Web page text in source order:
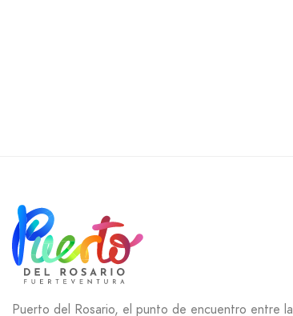
Puerto del Rosario, el punto de encuentro entre la